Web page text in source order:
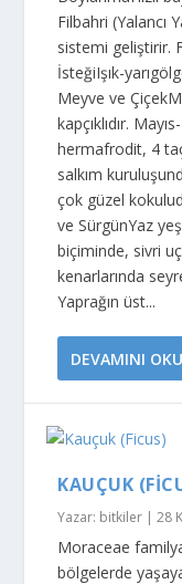
Filbahri (Yalancı
sistemi geliştirir.
İsteğiIşık-
Meyve ve
kapçıklıdır.
hermafrodit, 4
salkım
çok güzel
ve SürgünYaz
biçiminde, sivri
kenarlarında
Yaprağın üst...
DEVAMINI OKU
KAUÇUK
Yazar: bitkiler |28
Moraceae
bölgelerde